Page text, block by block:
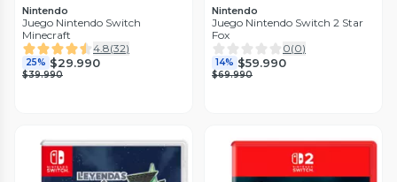
Nintendo
Juego Nintendo Switch
Minecraft
4.8(32)
25% $29.990
$39.990
Nintendo
Juego Nintendo Switch 2 Star
Fox
0(0)
14% $59.990
$69.990